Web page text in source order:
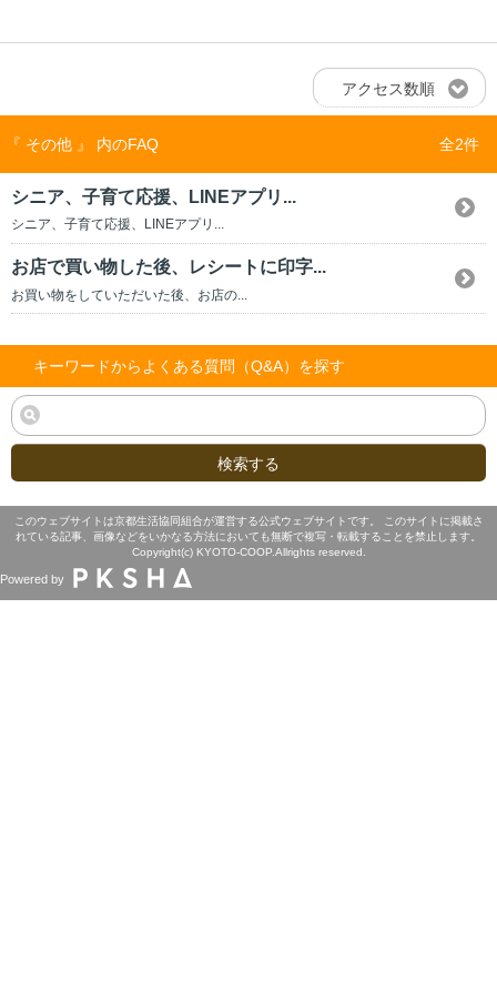
アクセス数順
『 その他 』 内のFAQ 全2件
シニア、子育て応援、LINEアプリ...
シニア、子育て応援、LINEアプリ...
お店で買い物した後、レシートに印字...
お買い物をしていただいた後、お店の...
キーワードからよくある質問（Q&A）を探す
検索する
このウェブサイトは京都生活協同組合が運営する公式ウェブサイトです。 このサイトに掲載さ
れている記事、画像などをいかなる方法においても無断で複写・転載することを禁止します。
Copyright(c) KYOTO-COOP.Allrights reserved.
Powered by